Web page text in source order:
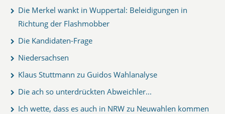
Die Merkel wankt in Wuppertal: Beleidigungen in
Richtung der Flashmobber
Die Kandidaten-Frage
Niedersachsen
Klaus Stuttmann zu Guidos Wahlanalyse
Die ach so unterdrückten Abweichler...
Ich wette, dass es auch in NRW zu Neuwahlen kommen